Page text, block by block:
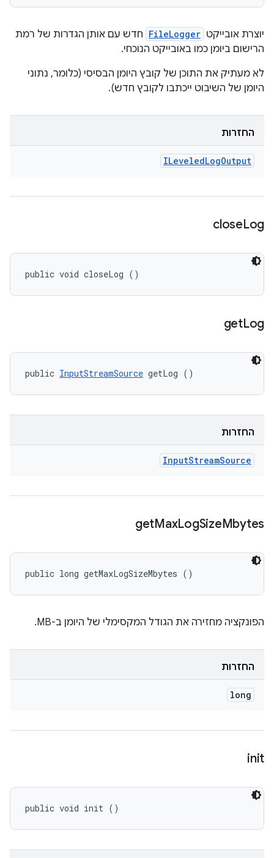
יוצרת אובייקט FileLogger חדש עם אותן הגדרות של רמת
הרישום ביומן כמו באובייקט הנוכחי.
לא מעתיק את התוכן של קובץ היומן הבסיסי (כלומר, נתוני
היומן של השיבוט ייכתבו לקובץ חדש).
החזרות
ILeveledLogOutput
closeLog
public void closeLog ()
getLog
public InputStreamSource getLog ()
החזרות
InputStreamSource
getMaxLogSizeMbytes
public long getMaxLogSizeMbytes ()
הפונקציה מחזירה את הגודל המקסימלי של היומן ב-MB.
החזרות
long
init
public void init ()